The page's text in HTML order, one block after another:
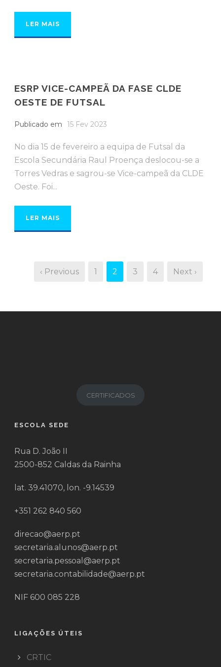
LER MAIS
ESRP VICE-CAMPEÃ DA FASE CLDE
OESTE DE FUTSAL
Publicado em 15 Fev 2023
No dia 15 de fevereiro a equipa de Futsal da
Escola Secundária Raul Proença deslocou-se a
Torres Vedras e sagrou-se Vice-campeã da CLDE
Oeste. Foi...
LER MAIS
‹ Previous 1 2 3 4 Next ›
CERTIFICADOS
ESCOLA SEDE
Rua D. João II
2500-852 Caldas da Rainha
lat. 39.41070, lon. -9.14539
+351 262 840 560
direcao@aerp.pt
secretaria.alunos@aerp.pt
secretaria.pessoal@aerp.pt
secretaria.contabilidade@aerp.pt
NIF 600 085 228
LIGAÇÕES ÚTEIS
CRTIC